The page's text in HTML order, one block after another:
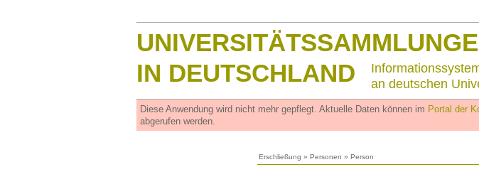
IN DEUTSCHLAND
an deutschen
Diese Anwendung wird nicht mehr gepflegt. Aktuelle Daten können im Portal der
abgerufen werden.
Erschließung » Personen » Person